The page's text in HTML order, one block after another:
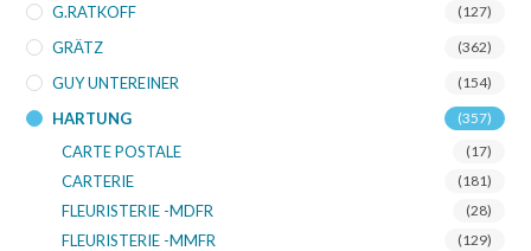
G.RATKOFF (127)
GRÄTZ (362)
GUY UNTEREINER (154)
HARTUNG (357)
CARTE POSTALE (17)
CARTERIE (181)
FLEURISTERIE -MDFR (28)
FLEURISTERIE -MMFR (129)